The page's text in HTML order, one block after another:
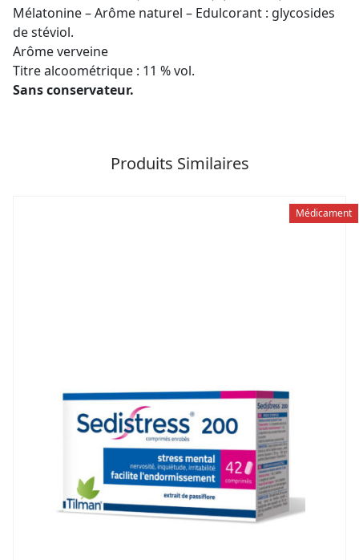
Mélatonine – Arôme naturel – Edulcorant : glycosides
de stéviol.
Arôme verveine
Titre alcoométrique : 11 % vol.
Sans conservateur.
Produits Similaires
Médicament